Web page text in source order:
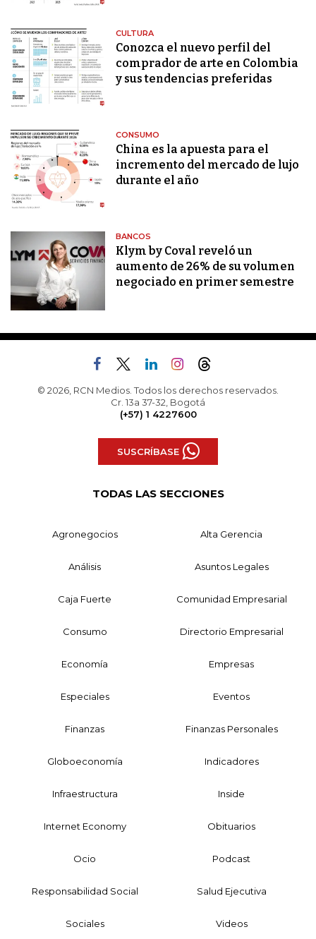
CULTURA
Conozca el nuevo perfil del
comprador de arte en Colombia
y sus tendencias preferidas
CONSUMO
China es la apuesta para el
incremento del mercado de lujo
durante el año
BANCOS
Klym by Coval reveló un
aumento de 26% de su volumen
negociado en primer semestre
© 2026, RCN Medios. Todos los derechos reservados.
Cr. 13a 37-32, Bogotá
(+57) 1 4227600
SUSCRÍBASE
TODAS LAS SECCIONES
Agronegocios Alta Gerencia
Análisis Asuntos Legales
Caja Fuerte Comunidad Empresarial
Consumo Directorio Empresarial
Economía Empresas
Especiales Eventos
Finanzas Finanzas Personales
Globoeconomía Indicadores
Infraestructura Inside
Internet Economy Obituarios
Ocio Podcast
Responsabilidad Social Salud Ejecutiva
Sociales Videos